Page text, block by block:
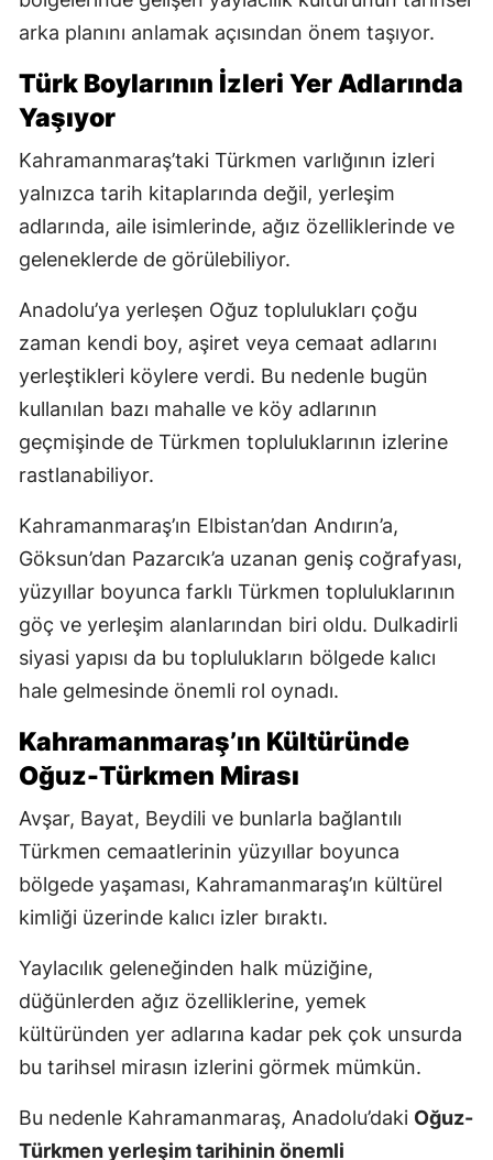
arka planını anlamak açısından önem taşıyor.
Türk Boylarının İzleri Yer Adlarında
Yaşıyor
Kahramanmaraş’taki Türkmen varlığının izleri
yalnızca tarih kitaplarında değil, yerleşim
adlarında, aile isimlerinde, ağız özelliklerinde ve
geleneklerde de görülebiliyor.
Anadolu’ya yerleşen Oğuz toplulukları çoğu
zaman kendi boy, aşiret veya cemaat adlarını
yerleştikleri köylere verdi. Bu nedenle bugün
kullanılan bazı mahalle ve köy adlarının
geçmişinde de Türkmen topluluklarının izlerine
rastlanabiliyor.
Kahramanmaraş’ın Elbistan’dan Andırın’a,
Göksun’dan Pazarcık’a uzanan geniş coğrafyası,
yüzyıllar boyunca farklı Türkmen topluluklarının
göç ve yerleşim alanlarından biri oldu. Dulkadirli
siyasi yapısı da bu toplulukların bölgede kalıcı
hale gelmesinde önemli rol oynadı.
Kahramanmaraş’ın Kültüründe
Oğuz-Türkmen Mirası
Avşar, Bayat, Beydili ve bunlarla bağlantılı
Türkmen cemaatlerinin yüzyıllar boyunca
bölgede yaşaması, Kahramanmaraş’ın kültürel
kimliği üzerinde kalıcı izler bıraktı.
Yaylacılık geleneğinden halk müziğine,
düğünlerden ağız özelliklerine, yemek
kültüründen yer adlarına kadar pek çok unsurda
bu tarihsel mirasın izlerini görmek mümkün.
Bu nedenle Kahramanmaraş, Anadolu’daki Oğuz-
Türkmen yerleşim tarihinin önemli